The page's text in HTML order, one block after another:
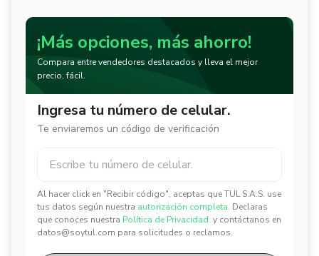
¡Más opciones, más ahorro!
Compara entre vendedores destacados y lleva el mejor
precio, fácil.
Ingresa tu número de celular.
Te enviaremos un código de verificación
Al hacer click en "Recibir código", aceptas que TUL S.A.S. use
tus datos según nuestra autorización completa. Declaras
que conoces nuestra Política de Privacidad. y contáctanos en
datos@soytul.com para solicitudes o reclamos.